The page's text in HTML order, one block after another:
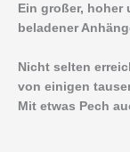
Ein großer,
beladener
Nicht selten
von einigen
Mit etwas Pech